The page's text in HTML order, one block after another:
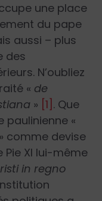
une place
du pape
aussi – plus
des
N’oubliez
« de
» [1] . Que
paulinienne «
» comme devise
XI lui-même
in regno